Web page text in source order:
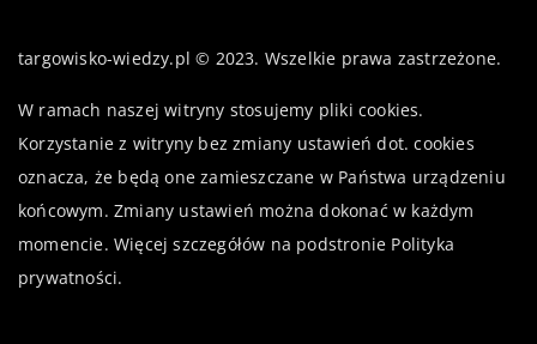
targowisko-wiedzy.pl © 2023. Wszelkie prawa zastrzeżone.
W ramach naszej witryny stosujemy pliki cookies.
Korzystanie z witryny bez zmiany ustawień dot. cookies
oznacza, że będą one zamieszczane w Państwa urządzeniu
końcowym. Zmiany ustawień można dokonać w każdym
momencie. Więcej szczegółów na podstronie Polityka
prywatności.